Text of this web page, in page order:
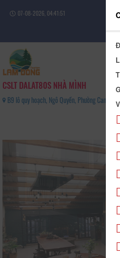
07-08-2026, 04:41:51
CSLT DALAT80S NHÀ MÌNH
B9 lô quy hoạch, Ngô Quyền, Phường Cam